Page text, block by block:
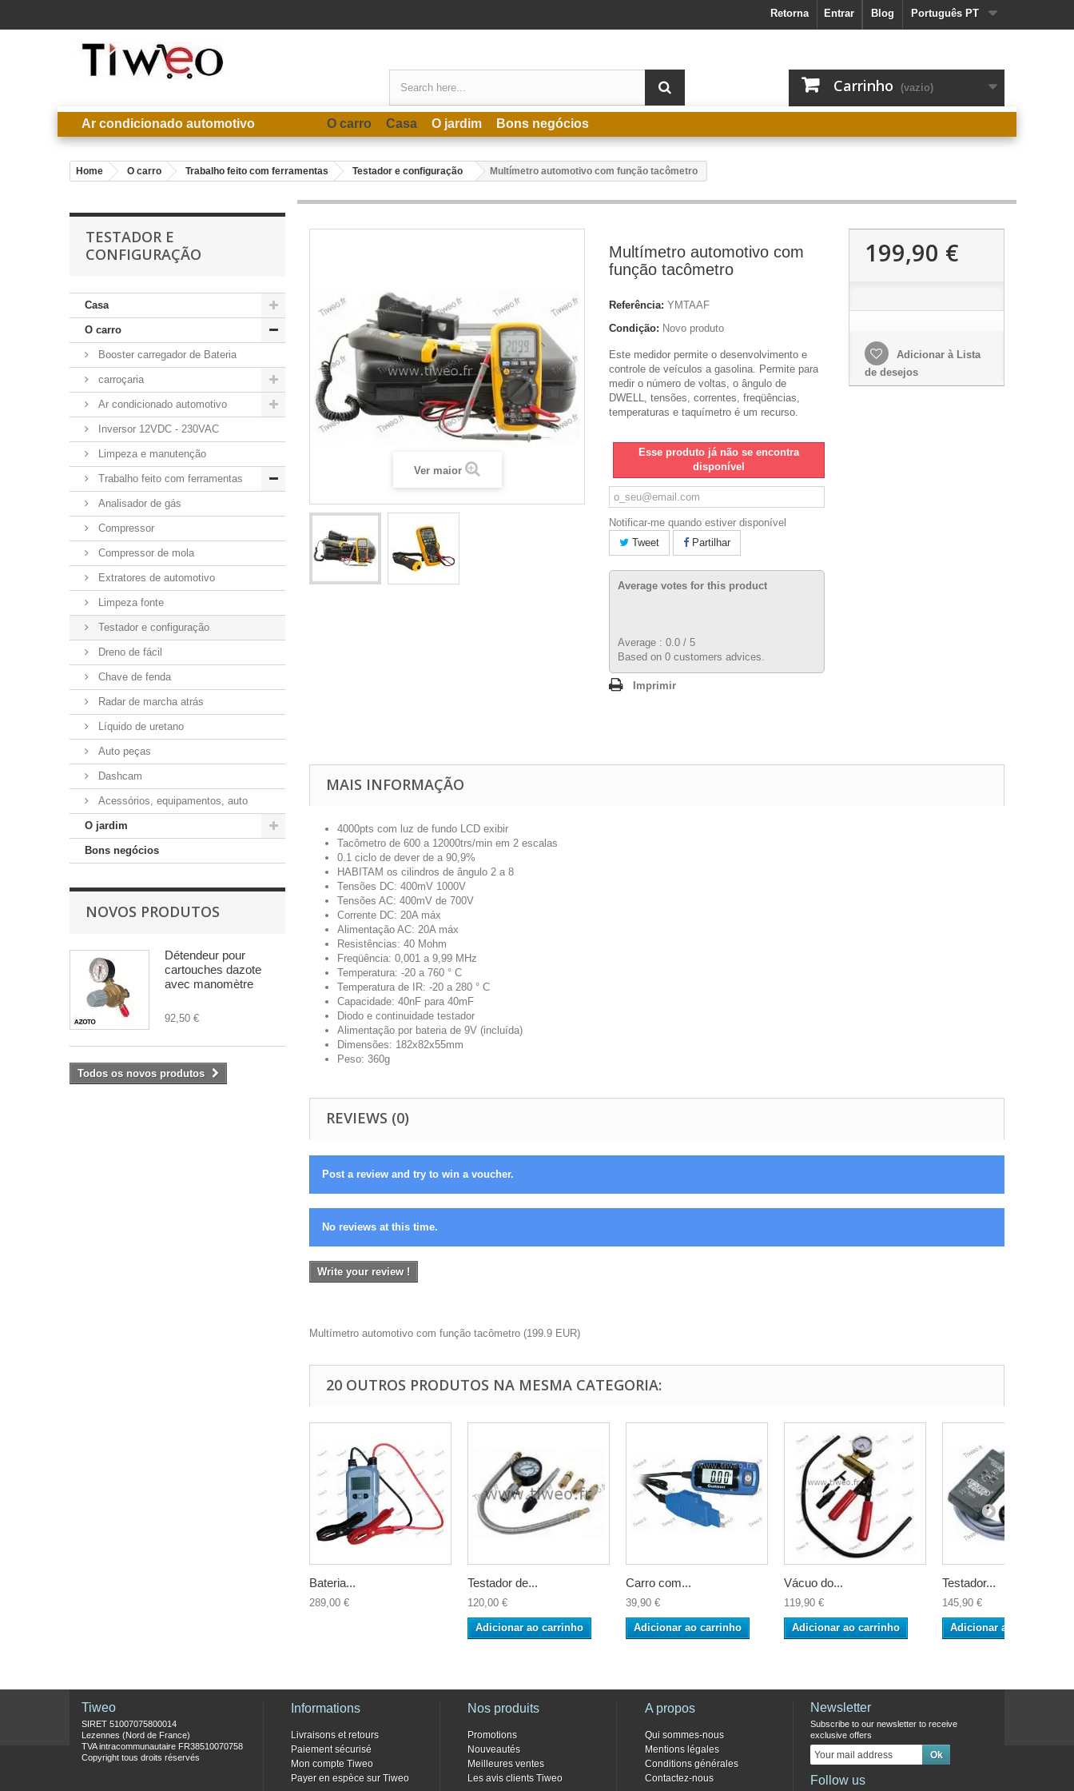
Português PT
Blog
Entrar
Retorna
Carrinho (vazio)
Ar condicionado automotivo O carro Casa O jardim Bons negócios
Home O carro Trabalho feito com ferramentas Testador e configuração Multímetro automotivo com função tacômetro
TESTADOR E
CONFIGURAÇÃO
Casa
O carro
Booster carregador de Bateria
carroçaria
Ar condicionado automotivo
Inversor 12VDC - 230VAC
Limpeza e manutenção
Trabalho feito com ferramentas
Analisador de gás
Compressor
Compressor de mola
Extratores de automotivo
Limpeza fonte
Testador e configuração
Dreno de fácil
Chave de fenda
Radar de marcha atrás
Líquido de uretano
Auto peças
Dashcam
Acessórios, equipamentos, auto
O jardim
Bons negócios
NOVOS PRODUTOS
Détendeur pour
cartouches dazote
avec manomètre
92,50 €
Todos os novos produtos
Ver maior
Multímetro automotivo com
função tacômetro
Referência: YMTAAF
Condição: Novo produto
Este medidor permite o desenvolvimento e
controle de veículos a gasolina. Permite para
medir o número de voltas, o ângulo de
DWELL, tensões, correntes, freqüências,
temperaturas e taquímetro é um recurso.
Esse produto já não se encontra
disponível
Notificar-me quando estiver disponível
Tweet
Partilhar
Average votes for this product
Average : 0.0 / 5
Based on 0 customers advices.
Imprimir
199,90 €
Adicionar à Lista
de desejos
MAIS INFORMAÇÃO
4000pts com luz de fundo LCD exibir
Tacômetro de 600 a 12000trs/min em 2 escalas
0.1 ciclo de dever de a 90,9%
HABITAM os cilindros de ângulo 2 a 8
Tensões DC: 400mV 1000V
Tensões AC: 400mV de 700V
Corrente DC: 20A máx
Alimentação AC: 20A máx
Resistências: 40 Mohm
Freqüência: 0,001 a 9,99 MHz
Temperatura: -20 a 760 ° C
Temperatura de IR: -20 a 280 ° C
Capacidade: 40nF para 40mF
Diodo e continuidade testador
Alimentação por bateria de 9V (incluída)
Dimensões: 182x82x55mm
Peso: 360g
REVIEWS (0)
Post a review and try to win a voucher.
No reviews at this time.
Write your review !
Multímetro automotivo com função tacômetro (199.9 EUR)
20 OUTROS PRODUTOS NA MESMA CATEGORIA:
Bateria...
289,00 €
Testador de...
120,00 €
Adicionar ao carrinho
Carro com...
39,90 €
Adicionar ao carrinho
Vácuo do...
119,90 €
Adicionar ao carrinho
Testador...
145,90 €
Adicionar ao carrinho
Tiweo
SIRET 51007075800014
Lezennes (Nord de France)
TVA intracommunautaire FR38510070758
Copyright tous droits réservés
Informations
Livraisons et retours
Paiement sécurisé
Mon compte Tiweo
Payer en espèce sur Tiweo
Nos produits
Promotions
Nouveautés
Meilleures ventes
Les avis clients Tiweo
A propos
Qui sommes-nous
Mentions légales
Conditions générales
Contactez-nous
Newsletter
Subscribe to our newsletter to receive
exclusive offers
Follow us